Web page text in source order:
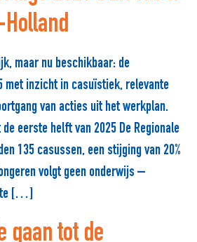
maar nu beschikbaar: de
met inzicht in casuïstiek, relevante
van acties uit het werkplan.
eerste helft van 2025 De Regionale
135 casussen, een stijging van 20%
volgt geen onderwijs –
[…]
gaan tot de